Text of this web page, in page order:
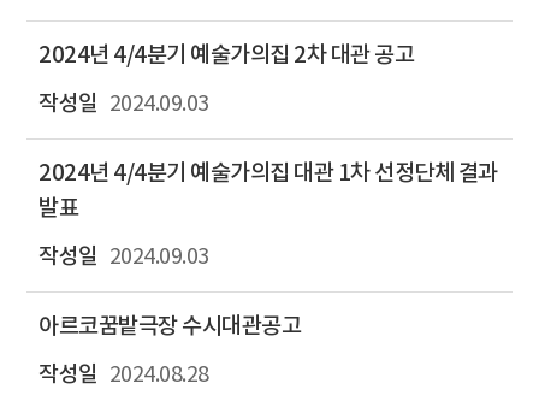
2024년 4/4분기 예술가의집 2차 대관 공고
2024.09.03
2024년 4/4분기 예술가의집 대관 1차 선정단체 결과
발표
2024.09.03
아르코꿈밭극장 수시대관공고
2024.08.28